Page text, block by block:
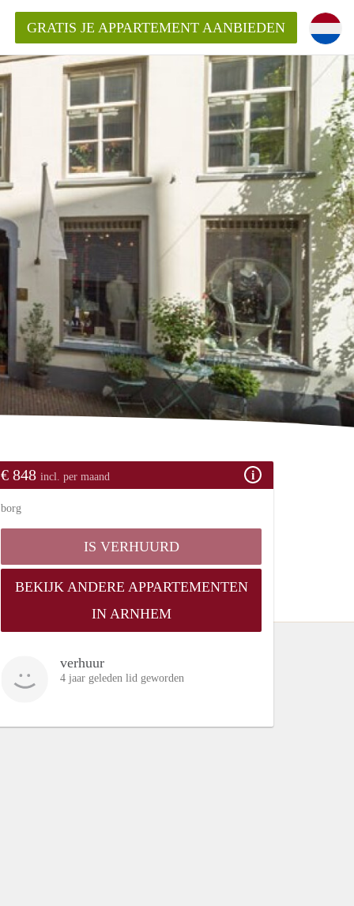
in Arnhem?
GRATIS JE APPARTEMENT AANBIEDEN
€ 848 incl. per maand
borg
IS VERHUURD
BEKIJK ANDERE APPARTEMENTEN
IN ARNHEM
verhuur
4 jaar geleden lid geworden